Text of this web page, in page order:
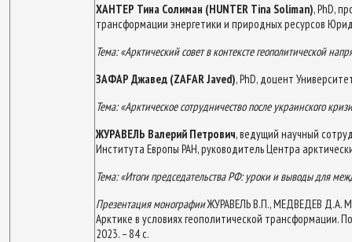
ХАНТЕР Тина Солиман (HUNTER Tina Soliman), PhD,
трансформации энергетики и природных ресурсов
Тема:«Арктический совет в контексте геополитической
ЗАФАР Джавед (ZAFAR Javed), PhD, доцент
Тема:«Арктическое сотрудничество после украинского
ЖУРАВЕЛЬ Валерий Петрович, ведущий научный
Института Европы РАН, руководитель Центра
Тема: «Итоги председательства РФ: уроки и выводы для
Презентация монографииЖУРАВЕЛЬ В.П., МЕДВЕДЕВ Д.А.
Арктике в условиях геополитической трансформации.
2023. – 84 с.